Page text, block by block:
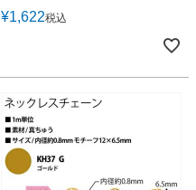
¥1,622税込